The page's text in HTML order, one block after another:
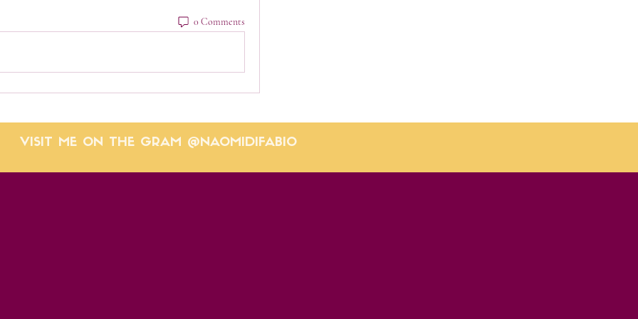
0 Comments
VISIT ME ON THE GRAM @NAOMIDIFABIO